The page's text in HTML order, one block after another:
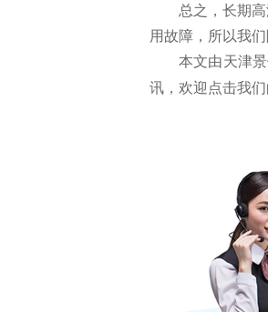
总之，长期
用故障，所以我
本文由天津
讯，欢迎点击我们